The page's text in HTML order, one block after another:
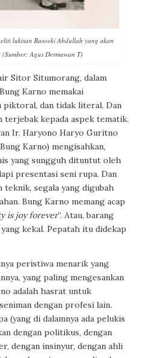
lukisan Basoeki Abdullah yang akan
Agus Dermawan T)
Sitor Situmorang, dalam
Karno memakai
piktoral, dan tidak literal. Dan
kepada aspek tematik.
Ir. Haryono Haryo Guritno
Karno) mengisahkan,
yang sungguh dituntut oleh
presentasi seni rupa. Dan
teknik, segala yang digubah
Bung Karno memang acap
is joy forever”. Atau, barang
kekal. Pepatah itu didekap
peristiwa menarik yang
yang paling mengesankan
adalah hasrat untuk
dengan profesi lain.
(yang di dalamnya ada pelukis
dengan politikus, dengan
dengan insinyur, dengan ahli